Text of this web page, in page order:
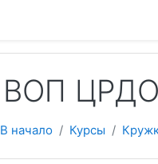
ВОП ЦРДО
В начало Курсы